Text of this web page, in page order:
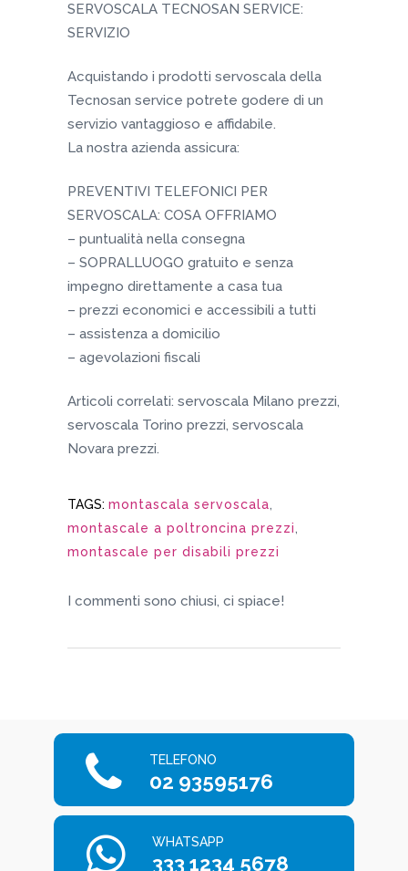
SERVOSCALA TECNOSAN SERVICE:
SERVIZIO
Acquistando i prodotti servoscala della
Tecnosan service potrete godere di un
servizio vantaggioso e affidabile.
La nostra azienda assicura:
PREVENTIVI TELEFONICI PER
SERVOSCALA: COSA OFFRIAMO
– puntualità nella consegna
– SOPRALLUOGO gratuito e senza
impegno direttamente a casa tua
– prezzi economici e accessibili a tutti
– assistenza a domicilio
– agevolazioni fiscali
Articoli correlati: servoscala Milano prezzi,
servoscala Torino prezzi, servoscala
Novara prezzi.
TAGS: montascala servoscala
montascale a poltroncina prezzi
montascale per disabili prezzi
I commenti sono chiusi, ci spiace!
TELEFONO
02 93595176
WHATSAPP
333 1234 5678